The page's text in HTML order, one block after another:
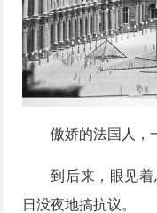
傲娇的法国人，
到后来，眼见
日没夜地搞抗议。